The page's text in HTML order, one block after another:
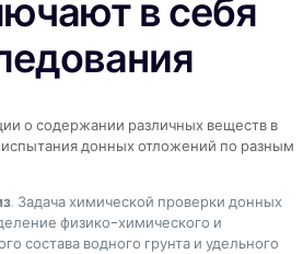
в себя
о содержании различных веществ в
донных отложений по разным
. Задача химической проверки донных
физико-химического и
состава водного грунта и удельного